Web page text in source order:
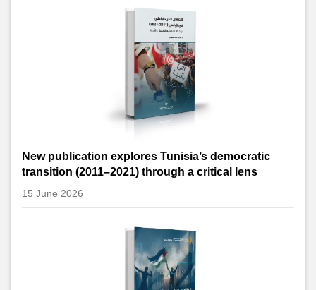
New publication explores Tunisia’s democratic
transition (2011–2021) through a critical lens
15 June 2026